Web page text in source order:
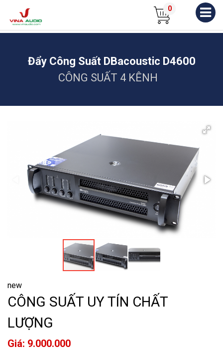
0
Đẩy Công Suất DBacoustic D4600
CÔNG SUẤT 4 KÊNH
new
CÔNG SUẤT UY TÍN CHẤT
LƯỢNG
Giá: 9.000.000